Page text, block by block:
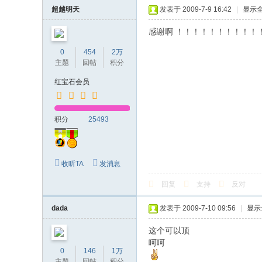
超越明天
0
主题
454
回帖
2万
积分
红宝石会员
积分 25493
收听TA 发消息
发表于 2009-7-9 16:42 显示
感谢啊 ！！！！！！！！！！
回复 支持 反对
dada
0
146
1万
发表于 2009-7-10 09:56 显
这个可以顶
呵呵